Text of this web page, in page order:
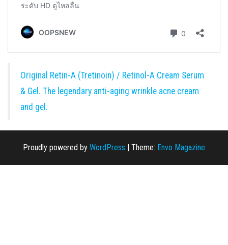
Original Retin-A (Tretinoin) / Retinol-A Cream Serum
& Gel. The legendary anti-aging wrinkle acne cream
and gel.
Proudly powered by WordPress Theme: Envo Magazine